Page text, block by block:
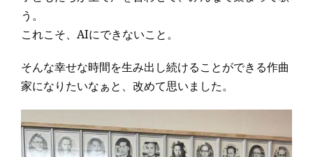
う。
これこそ、AIにできないこと。
そんな幸せな時間を生み出し続けることができる作曲
家になりたいなぁと、改めて思いました。